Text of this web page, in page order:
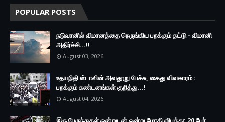
POPULAR POSTS
நடுவானில் விமானத்தை நெருங்கிய பறக்கும் தட்டு - விமானி
அதிர்ச்சி...!!
August 03, 2026
உதயநிதி ஸ்டாலின் அவதூறு பேச்சு, கைது விவகாரம் :
பறக்கும் கண்டனங்கள் குறித்து...!
August 04, 2026